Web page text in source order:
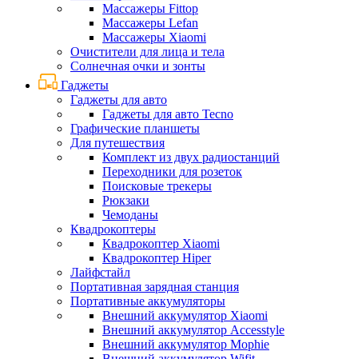
Массажеры Fittop
Массажеры Lefan
Массажеры Xiaomi
Очистители для лица и тела
Солнечная очки и зонты
Гаджеты
Гаджеты для авто
Гаджеты для авто Tecno
Графические планшеты
Для путешествия
Комплект из двух радиостанций
Переходники для розеток
Поисковые трекеры
Рюкзаки
Чемоданы
Квадрокоптеры
Квадрокоптер Xiaomi
Квадрокоптер Hiper
Лайфстайл
Портативная зарядная станция
Портативные аккумуляторы
Внешний аккумулятор Xiaomi
Внешний аккумулятор Accesstyle
Внешний аккумулятор Mophie